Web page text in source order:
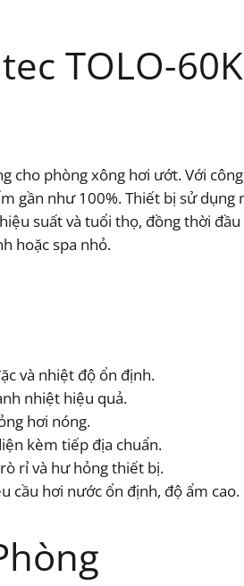
TOLO-
cho phòng xông hơi ướt. Với
gần như 100%. Thiết bị sử dụng
suất và tuổi thọ, đồng thời
hoặc spa nhỏ.
và nhiệt độ ổn định.
nhiệt hiệu quả.
hơi nóng.
kèm tiếp địa chuẩn.
rỉ và hư hỏng thiết bị.
cầu hơi nước ổn định, độ ẩm cao.